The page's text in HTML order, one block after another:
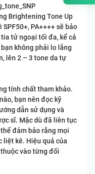
Brightening Tone Up
PA++++ sẽ bảo
tử ngoại tối đa, kể cả
không phải lo lắng
lên 2 – 3 tone da tự
tính chất tham khảo.
bạn nên đọc kỹ
dẫn sử dụng và
sĩ. Mặc dù đã liên tục
đảm bảo rằng mọi
liệt kê. Hiệu quả của
vào từng đối